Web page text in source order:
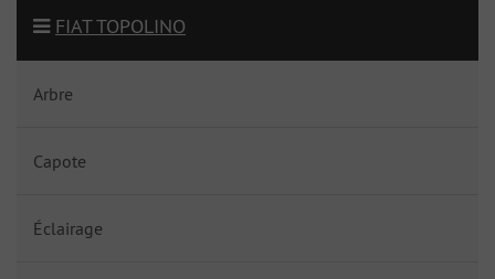
FIAT TOPOLINO
Arbre
Capote
Éclairage